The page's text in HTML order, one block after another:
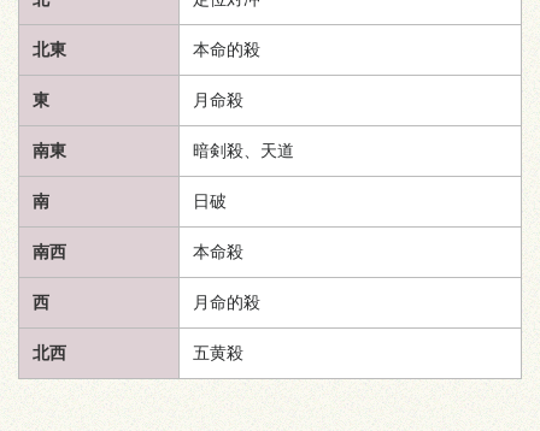
北東 本命的殺
東 月命殺
南東 暗剣殺、 天道
南 日破
南西 本命殺
西 月命的殺
北西 五黄殺